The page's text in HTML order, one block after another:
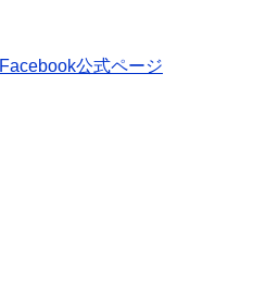
Facebook公式ページ